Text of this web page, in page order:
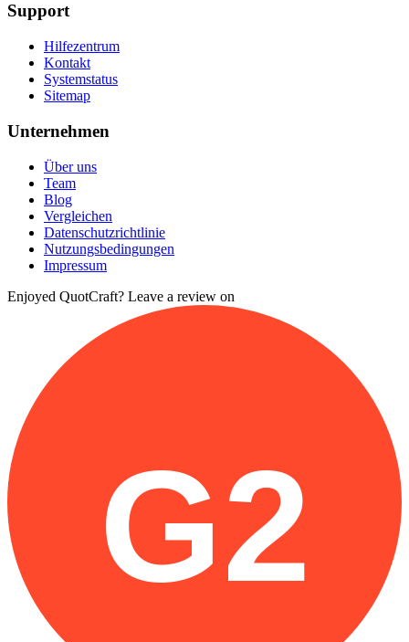
Support
Hilfezentrum
Kontakt
Systemstatus
Sitemap
Unternehmen
Über uns
Team
Blog
Vergleichen
Datenschutzrichtlinie
Nutzungsbedingungen
Impressum
Enjoyed QuotCraft? Leave a review on
G2